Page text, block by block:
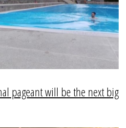
pageant will be the next big